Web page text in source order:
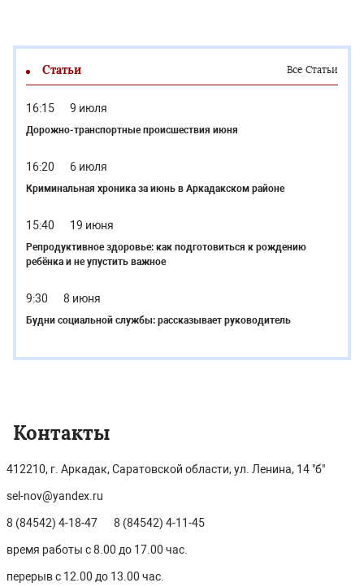
Статьи Все Статьи
16:15 9 июля
Дорожно-транспортные происшествия июня
16:20 6 июля
Криминальная хроника за июнь в Аркадакском районе
15:40 19 июня
Репродуктивное здоровье: как подготовиться к рождению
ребёнка и не упустить важное
9:30 8 июня
Будни социальной службы: рассказывает руководитель
Контакты
412210, г. Аркадак, Саратовской области, ул. Ленина, 14 "б"
sel-nov@yandex.ru
8 (84542) 4-18-47 8 (84542) 4-11-45
время работы с 8.00 до 17.00 час.
перерыв с 12.00 до 13.00 час.